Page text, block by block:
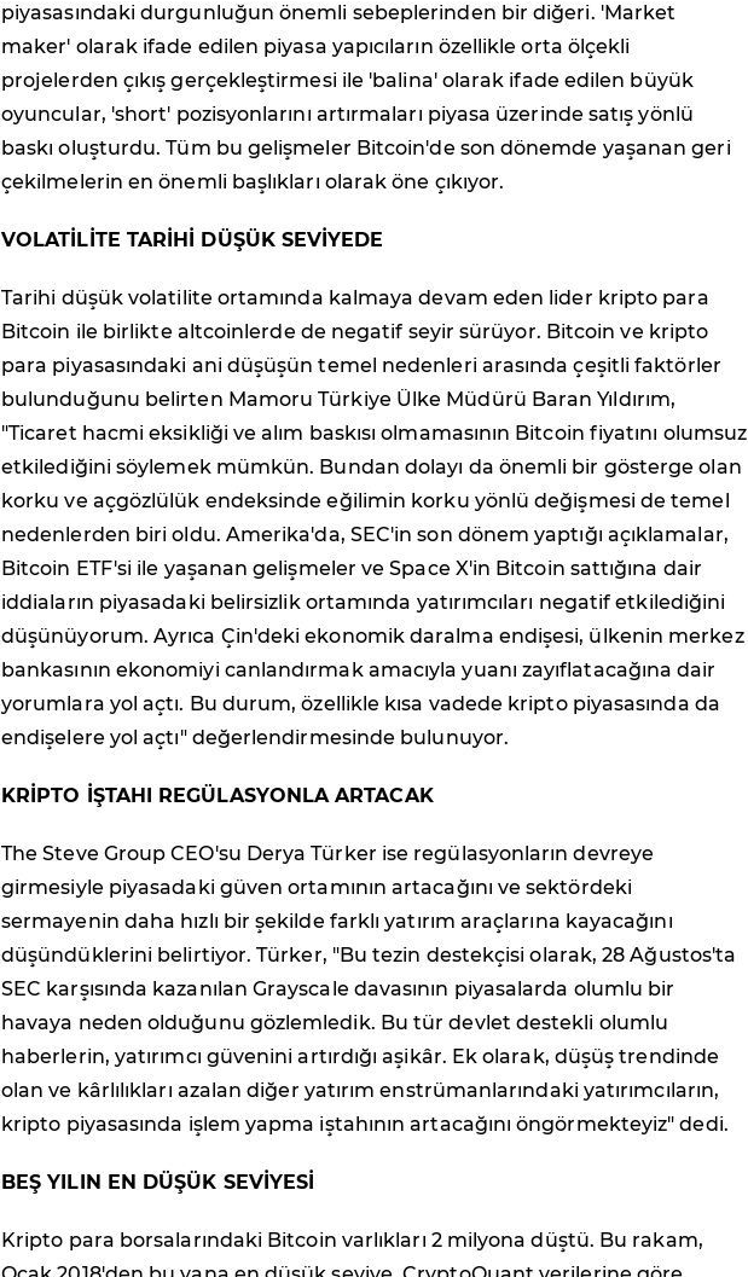
piyasasındaki durgunluğun önemli sebeplerinden bir diğeri. 'Market
maker' olarak ifade edilen piyasa yapıcıların özellikle orta ölçekli
projelerden çıkış gerçekleştirmesi ile 'balina' olarak ifade edilen büyük
oyuncular, 'short' pozisyonlarını artırmaları piyasa üzerinde satış yönlü
baskı oluşturdu. Tüm bu gelişmeler Bitcoin'de son dönemde yaşanan geri
çekilmelerin en önemli başlıkları olarak öne çıkıyor.
VOLATİLİTE TARİHİ DÜŞÜK SEVİYEDE
Tarihi düşük volatilite ortamında kalmaya devam eden lider kripto para
Bitcoin ile birlikte altcoinlerde de negatif seyir sürüyor. Bitcoin ve kripto
para piyasasındaki ani düşüşün temel nedenleri arasında çeşitli faktörler
bulunduğunu belirten Mamoru Türkiye Ülke Müdürü Baran Yıldırım,
"Ticaret hacmi eksikliği ve alım baskısı olmamasının Bitcoin fiyatını olumsuz
etkilediğini söylemek mümkün. Bundan dolayı da önemli bir gösterge olan
korku ve açgözlülük endeksinde eğilimin korku yönlü değişmesi de temel
nedenlerden biri oldu. Amerika'da, SEC'in son dönem yaptığı açıklamalar,
Bitcoin ETF'si ile yaşanan gelişmeler ve Space X'in Bitcoin sattığına dair
iddiaların piyasadaki belirsizlik ortamında yatırımcıları negatif etkilediğini
düşünüyorum. Ayrıca Çin'deki ekonomik daralma endişesi, ülkenin merkez
bankasının ekonomiyi canlandırmak amacıyla yuanı zayıflatacağına dair
yorumlara yol açtı. Bu durum, özellikle kısa vadede kripto piyasasında da
endişelere yol açtı" değerlendirmesinde bulunuyor.
KRİPTO İŞTAHI REGÜLASYONLA ARTACAK
The Steve Group CEO'su Derya Türker ise regülasyonların devreye
girmesiyle piyasadaki güven ortamının artacağını ve sektördeki
sermayenin daha hızlı bir şekilde farklı yatırım araçlarına kayacağını
düşündüklerini belirtiyor. Türker, "Bu tezin destekçisi olarak, 28 Ağustos'ta
SEC karşısında kazanılan Grayscale davasının piyasalarda olumlu bir
havaya neden olduğunu gözlemledik. Bu tür devlet destekli olumlu
haberlerin, yatırımcı güvenini artırdığı aşikâr. Ek olarak, düşüş trendinde
olan ve kârlılıkları azalan diğer yatırım enstrümanlarındaki yatırımcıların,
kripto piyasasında işlem yapma iştahının artacağını öngörmekteyiz" dedi.
BEŞ YILIN EN DÜŞÜK SEVİYESİ
Kripto para borsalarındaki Bitcoin varlıkları 2 milyona düştü. Bu rakam,